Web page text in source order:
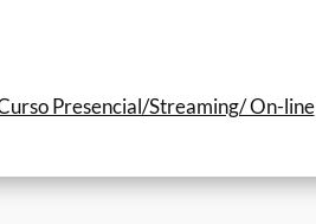
Presencial/Streaming/ On-line